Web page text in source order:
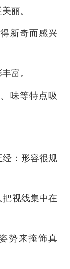
丽。
新奇而感兴
富。
味等特点吸
经：形容很规
把视线集中在
势来掩饰真